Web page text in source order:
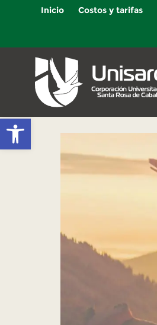
Abrir barra de herramientas
Inicio Costos y tarifas